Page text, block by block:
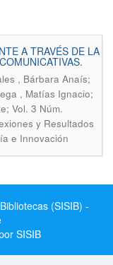
A TRAVÉS DE LA
, Bárbara Anaís;
, Matías Ignacio;
Vol. 3 Núm.
y Resultados
e Innovación
(SISIB) -
SISIB